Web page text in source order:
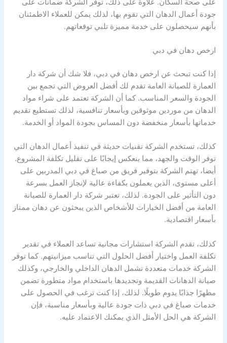
على صحة السكان. علاوة على ذلك، توفر الشركة ضمانات على
جودة أعمال الدهان التي تقوم بها، لذلك يمكن للعملاء الاطمئنان
بأنهم سيحصلون على خدمة مميزة تلبي توقعاتهم.
ارخص دهان في دبي
إذا كنت تبحث عن ارخص دهان في دبي، فلا شك أن شركة دار
العمارة للصيانة العامة تقدم لك أفضل العروض التي تجمع بين
الجودة والسعر المناسب. كما أن الشركة تعتمد على شراء مواد
الدهان من موردين موثوقين وبأسعار تنافسية، لذلك تستطيع تقديم
خدماتها بأسعار منخفضة دون المساس بجودة المواد أو الخدمة.
كذلك، تستخدم الشركة تقنيات حديثة في تنفيذ أعمال الدهان التي
توفر الوقت والجهد، مما ينعكس إيجابًا على تقليل تكلفة المشروع.
أيضا، تهتم الشركة بتوفير فريق من صباغ في دبي المدربين على
أعلى مستوى، الذين يعملون بكفاءة عالية لإنجاز العمل بسرعة
دون التأثير على الجودة. لذلك، تعتبر شركة دار العمارة للصيانة
العامة من أفضل الخيارات للأشخاص الذين يبحثون عن دهان ممتاز
بأسعار اقتصادية.
كذلك، تقدم الشركة استشارات مجانية تساعد العملاء في تقدير
تكلفة العمل واختيار أفضل الحلول التي تناسب ميزانيتهم. كما توفر
الشركة خدمات متعددة تشمل الدهان الداخلي والخارجي، وكذلك
صيانة الدهانات القديمة وتجديدها باستخدام مواد متطورة تضمن
مظهرًا جذابًا يدوم طويلًا. لذلك، إذا كنت ترغب في الحصول على
خدمات صباغ في دبي ذات جودة عالية وبأسعار مناسبة، فإن
الشركة هي الحل الأمثل الذي يمكنك الاعتماد عليه.